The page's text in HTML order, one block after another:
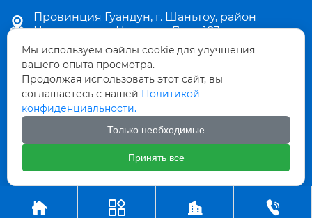

Провинция Гуандун, г. Шаньтоу, район
Цзиньпин, ул. Чаошань Лу, д. 183
 sales5@stkemei.com
 +86-754-82124723
+86-754-82486723
   
Мы используем файлы cookie для улучшения
вашего опыта просмотра.
Продолжая использовать этот сайт, вы
соглашаетесь с нашей Политикой
конфиденциальности.
Только необходимые
Принять все